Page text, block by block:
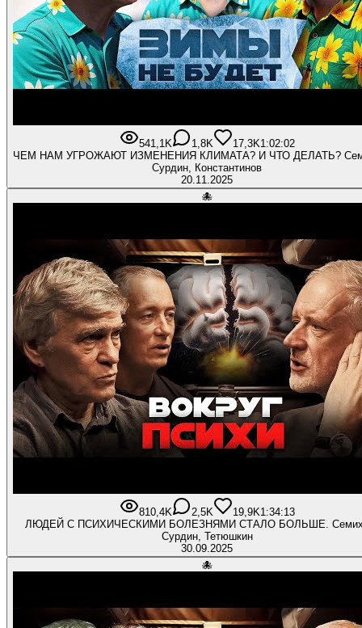
541,1K 1,8K 17,3K1:02:02
ЧЕМ НАМ УГРОЖАЮТ ИЗМЕНЕНИЯ КЛИМАТА? И ЧТО ДЕЛАТЬ?
Сурдин, Константинов
20.11.2025
🐙
810,4K 2,5K 19,9K1:34:13
ЛЮДЕЙ С ПСИХИЧЕСКИМИ БОЛЕЗНЯМИ СТАЛО БОЛЬШЕ.
Сурдин, Тетюшкин
30.09.2025
🐙